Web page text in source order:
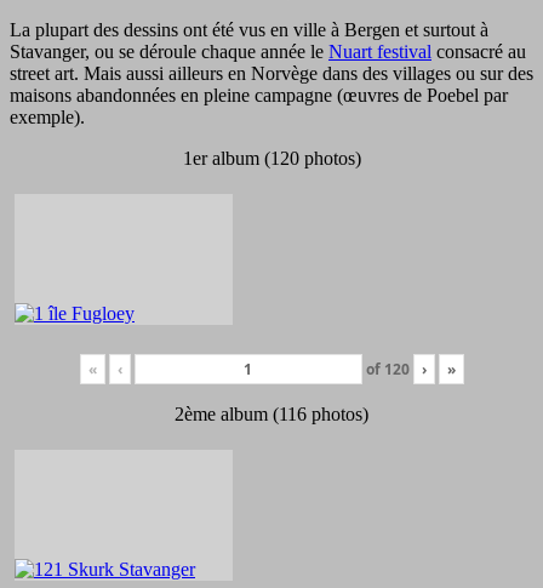
La plupart des dessins ont été vus en ville à Bergen et surtout à
Stavanger, ou se déroule chaque année le Nuart festival consacré au
street art. Mais aussi ailleurs en Norvège dans des villages ou sur des
maisons abandonnées en pleine campagne (œuvres de Poebel par
exemple).
1er album (120 photos)
« ‹ of 120 › »
2ème album (116 photos)